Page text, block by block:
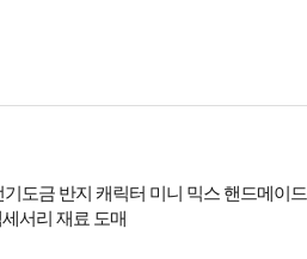
기도금 반지 캐릭터 미니 믹스 핸드메이드
서리 재료 도매